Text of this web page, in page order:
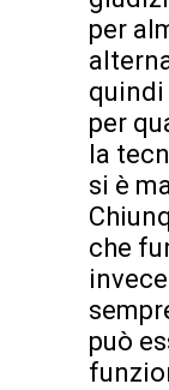
per
per
la
si è
che
può